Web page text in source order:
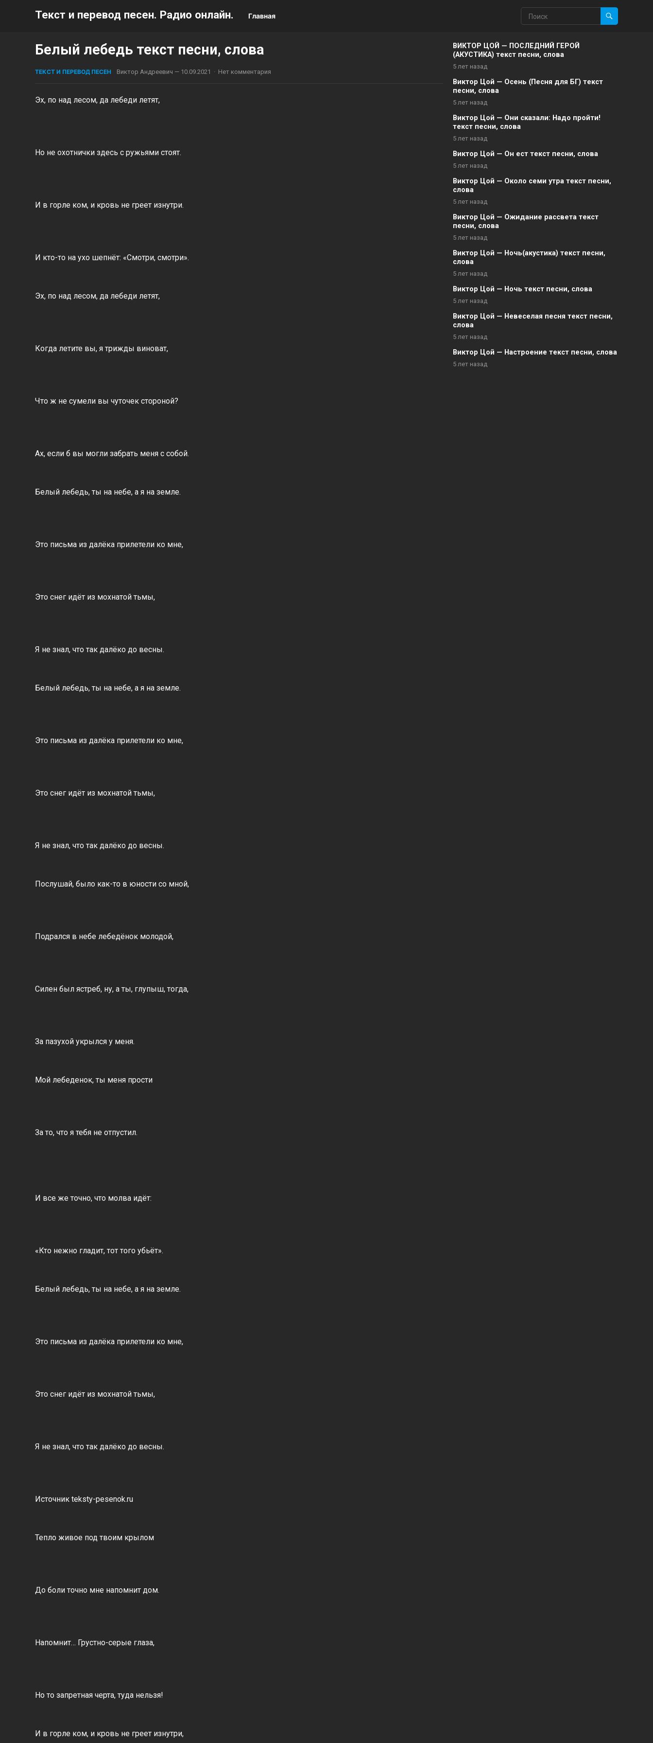
Текст и перевод песен. Радио онлайн. Главная
Белый лебедь текст песни, слова
ТЕКСТ И ПЕРЕВОД ПЕСЕН Виктор Андреевич — 10.09.2021 · Нет комментария
Эх, по над лесом, да лебеди летят,
Но не охотнички здесь с ружьями стоят.
И в горле ком, и кровь не греет изнутри.
И кто-то на ухо шепнёт: «Смотри, смотри».
Эх, по над лесом, да лебеди летят,
Когда летите вы, я трижды виноват,
Что ж не сумели вы чуточек стороной?
Ах, если б вы могли забрать меня с собой.
Белый лебедь, ты на небе, а я на земле.
Это письма из далёка прилетели ко мне,
Это снег идёт из мохнатой тьмы,
Я не знал, что так далёко до весны.
Белый лебедь, ты на небе, а я на земле.
Это письма из далёка прилетели ко мне,
Это снег идёт из мохнатой тьмы,
Я не знал, что так далёко до весны.
Послушай, было как-то в юности со мной,
Подрался в небе лебедёнок молодой,
Силен был ястреб, ну, а ты, глупыш, тогда,
За пазухой укрылся у меня.
Мой лебеденок, ты меня прости
За то, что я тебя не отпустил.
И все же точно, что молва идёт:
«Кто нежно гладит, тот того убьёт».
Белый лебедь, ты на небе, а я на земле.
Это письма из далёка прилетели ко мне,
Это снег идёт из мохнатой тьмы,
Я не знал, что так далёко до весны.
Источник teksty-pesenok.ru
Тепло живое под твоим крылом
До боли точно мне напомнит дом.
Напомнит… Грустно-серые глаза,
Но то запретная черта, туда нельзя!
И в горле ком, и кровь не греет изнутри,
ВИКТОР ЦОЙ — ПОСЛЕДНИЙ ГЕРОЙ
(АКУСТИКА) текст песни, слова
5 лет назад
Виктор Цой — Осень (Песня для БГ) текст
песни, слова
5 лет назад
Виктор Цой — Они сказали: Надо пройти!
текст песни, слова
5 лет назад
Виктор Цой — Он ест текст песни, слова
5 лет назад
Виктор Цой — Около семи утра текст песни,
слова
5 лет назад
Виктор Цой — Ожидание рассвета текст
песни, слова
5 лет назад
Виктор Цой — Ночь(акустика) текст песни,
слова
5 лет назад
Виктор Цой — Ночь текст песни, слова
5 лет назад
Виктор Цой — Невеселая песня текст песни,
слова
5 лет назад
Виктор Цой — Настроение текст песни, слова
5 лет назад